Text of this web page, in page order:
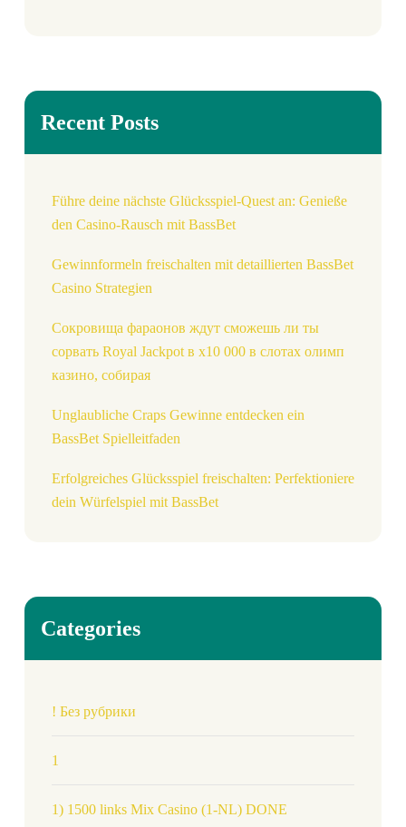
Recent Posts
Führe deine nächste Glücksspiel-Quest an: Genieße
den Casino-Rausch mit BassBet
Gewinnformeln freischalten mit detaillierten BassBet
Casino Strategien
Сокровища фараонов ждут сможешь ли ты
сорвать Royal Jackpot в x10 000 в слотах олимп
казино, собирая
Unglaubliche Craps Gewinne entdecken ein
BassBet Spielleitfaden
Erfolgreiches Glücksspiel freischalten: Perfektioniere
dein Würfelspiel mit BassBet
Categories
! Без рубрики
1
1) 1500 links Mix Casino (1-NL) DONE